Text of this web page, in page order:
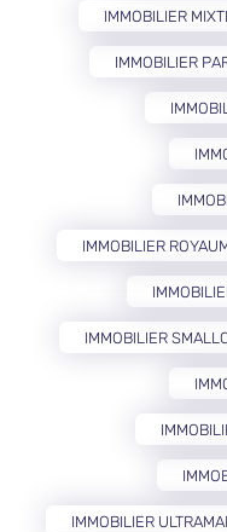
IMMOBILIER
IMMOBILIER
IMMOBILIER
IMMOBILIER
IMMOBILIER